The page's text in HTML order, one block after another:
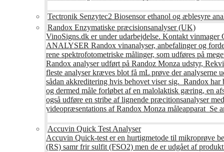
Tectronik Senzytec2 Biosensor ethanol og æblesyre
Randox Enzymatiske præcisionsanalyser (UK)
VinoSigns.dk er under udarbejdelse. Kontakt
ANALYSER Randox vinanalyser, anbefalinger og
rene spektrofotometriske målinger, som udføres på
Randox analyser udført på Randoz Monza udstyr,
fleste analyser kræves blot få mL prøve der analyserne
sådan akkreditering hvis behovet viser sig. Randox
og dermed måle forløbet af en malolaktisk gæring, en
også udføre en stribe af lignende præcitionsanalyser
videopræsentations af Randox Monza måleapparat
Accuvin Quick Test Analyser
Accuvin Quick-test er en hurtigmetode til mikroprøve
(RS) samr frir sulfit (FSO2) men de er udgået af